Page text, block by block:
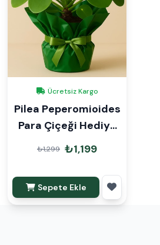
Ücretsiz Kargo
Pilea Peperomioides
Para Çiçeği Hediye
Paketli
₺1,299 ₺1,199
Sepete Ekle